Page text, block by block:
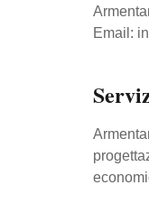
Email: